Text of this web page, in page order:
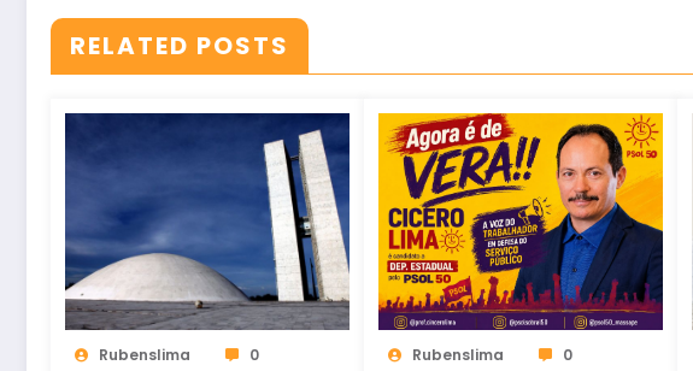
RELATED POSTS
Rubenslima 0 Rubenslima 0